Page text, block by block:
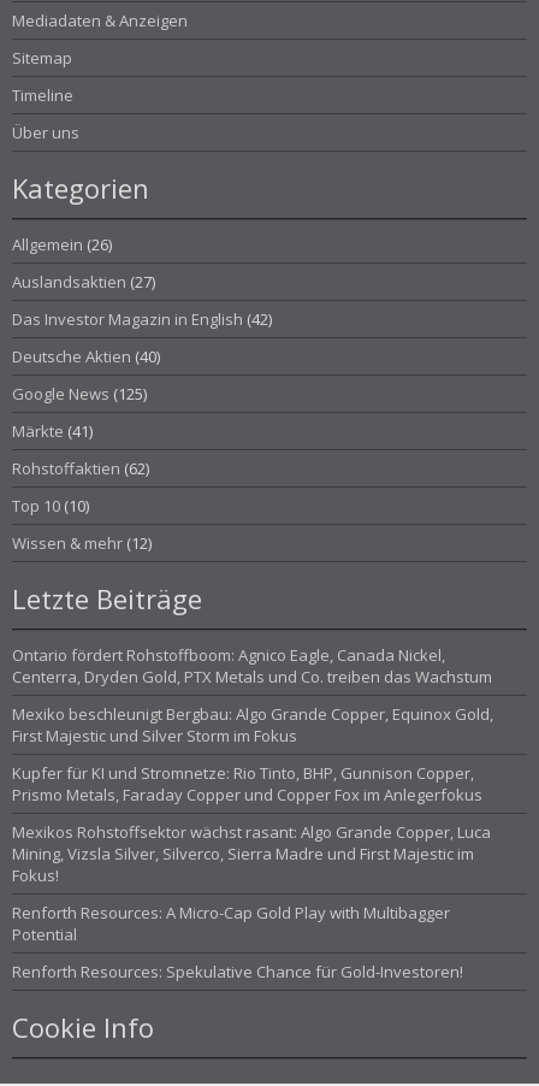
Mediadaten & Anzeigen
Sitemap
Timeline
Über uns
Kategorien
Allgemein (26)
Auslandsaktien (27)
Das Investor Magazin in English (42)
Deutsche Aktien (40)
Google News (125)
Märkte (41)
Rohstoffaktien (62)
Top 10 (10)
Wissen & mehr (12)
Letzte Beiträge
Ontario fördert Rohstoffboom: Agnico Eagle, Canada Nickel,
Centerra, Dryden Gold, PTX Metals und Co. treiben das Wachstum
Mexiko beschleunigt Bergbau: Algo Grande Copper, Equinox Gold,
First Majestic und Silver Storm im Fokus
Kupfer für KI und Stromnetze: Rio Tinto, BHP, Gunnison Copper,
Prismo Metals, Faraday Copper und Copper Fox im Anlegerfokus
Mexikos Rohstoffsektor wächst rasant: Algo Grande Copper, Luca
Mining, Vizsla Silver, Silverco, Sierra Madre und First Majestic im
Fokus!
Renforth Resources: A Micro-Cap Gold Play with Multibagger
Potential
Renforth Resources: Spekulative Chance für Gold-Investoren!
Cookie Info